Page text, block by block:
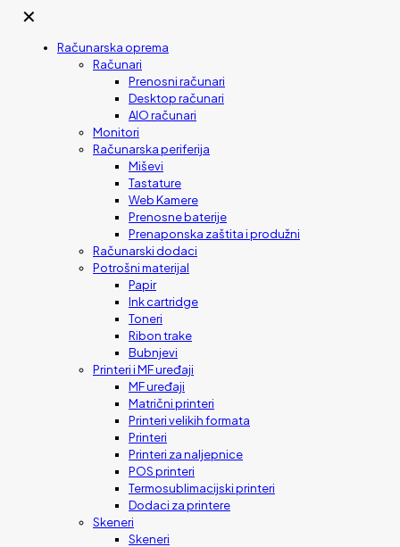
✕
Računarska oprema
Računari
Prenosni računari
Desktop računari
AIO računari
Monitori
Računarska periferija
Miševi
Tastature
Web Kamere
Prenosne baterije
Prenaponska zaštita i produžni
Računarski dodaci
Potrošni materijal
Papir
Ink cartridge
Toneri
Ribon trake
Bubnjevi
Printeri i MF uređaji
MF uređaji
Matrični printeri
Printeri velikih formata
Printeri
Printeri za naljepnice
POS printeri
Termosublimacijski printeri
Dodaci za printere
Skeneri
Skeneri